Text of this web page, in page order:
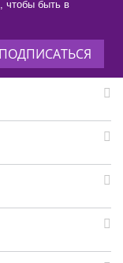
чтобы быть в
ПОДПИСАТЬСЯ